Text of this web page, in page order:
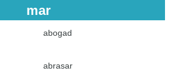
mar
abogad
abrasar